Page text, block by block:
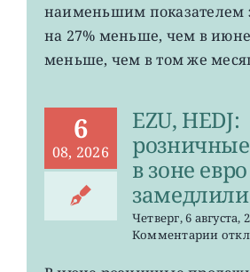
наименьшим показателем
на 27% меньше, чем в
меньше, чем в том же
6
08, 2026
EZU, HEDJ:
в зоне евро
Четверг, 6 августа,
Комментариик
EZU,